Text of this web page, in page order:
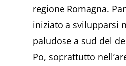
regione Romagna.
iniziato a svilupparsi
paludose a sud del
Po, soprattutto